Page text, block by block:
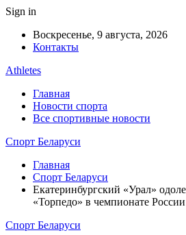
Sign in
Воскресенье, 9 августа, 2026
Контакты
Athletes
Главная
Новости спорта
Все спортивные новости
Спорт Беларуси
Главная
Спорт Беларуси
Екатеринбургский «Урал»
«Торпедо» в чемпионате России
Спорт Беларуси